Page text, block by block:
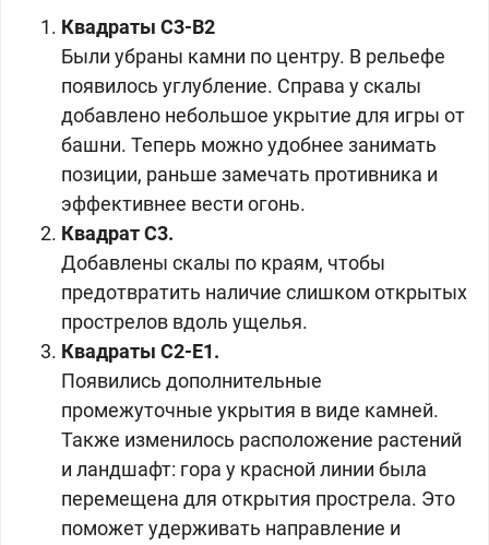
Квадраты C3-B2
Были убраны камни по центру. В рельефе
появилось углубление. Справа у скалы
добавлено небольшое укрытие для игры от
башни. Теперь можно удобнее занимать
позиции, раньше замечать противника и
эффективнее вести огонь.
Квадрат С3.
Добавлены скалы по краям, чтобы
предотвратить наличие слишком открытых
прострелов вдоль ущелья.
Квадраты С2-Е1.
Появились дополнительные
промежуточные укрытия в виде камней.
Также изменилось расположение растений
и ландшафт: гора у красной линии была
перемещена для открытия прострела. Это
поможет удерживать направление и